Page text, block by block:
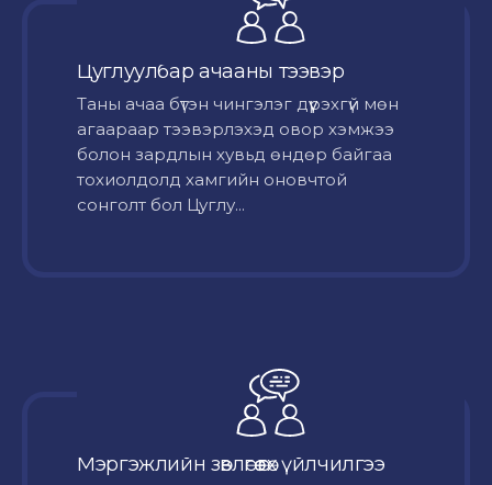
Цуглуулбар ачааны тээвэр
Таны ачаа бүтэн чингэлэг дүүрэхгүй мөн
агаараар тээвэрлэхэд овор хэмжээ
болон зардлын хувьд өндөр байгаа
тохиолдолд хамгийн оновчтой
сонголт бол Цуглу...
Мэргэжлийн зөвлөгөө өгөх үйлчилгээ